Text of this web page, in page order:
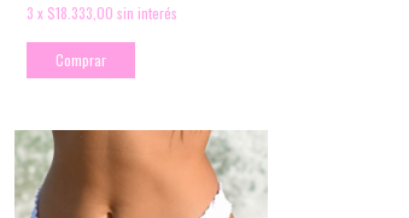
3 x $18.333,00 sin interés
Comprar